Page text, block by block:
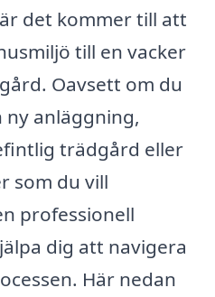
det kommer till att
till en vacker
Oavsett om du
ny anläggning,
trädgård eller
som du vill
professionell
dig att navigera
Här nedan